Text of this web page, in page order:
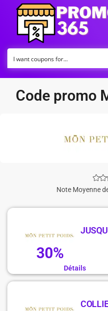
Code promo
Note Moyenne
30%
Détails